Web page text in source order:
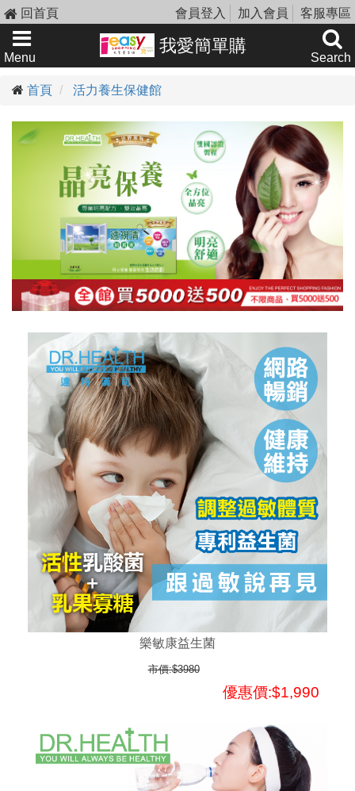
回首頁 會員登入 加入會員 客服專區
Menu
我愛簡單購
Search
首頁 活力養生保健館
樂敏康益生菌
市價:$3980
優惠價:$1,990